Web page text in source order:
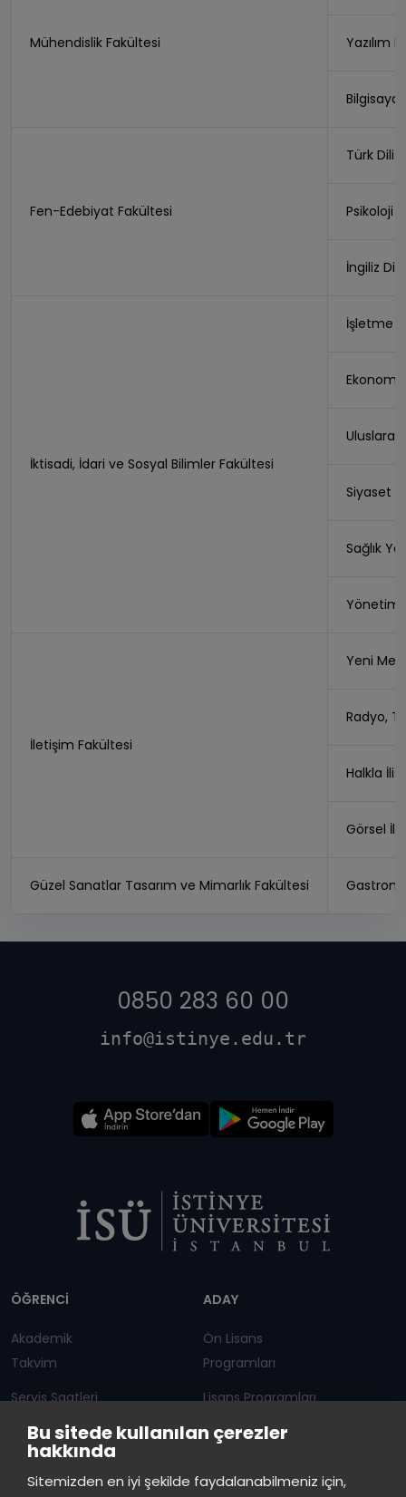
Bu sitede kullanılan çerezler
hakkında
Sitemizden en iyi şekilde faydalanabilmeniz için,
Mühendislik Fakültesi Yazılım
Fen-Edebiyat Fakültesi
Türk Dili
Psikoloji
İngiliz
İktisadi, İdari ve Sosyal Bilimler Fakültesi
İşletme
Ekonomi
Siyaset
Sağlık
Yönetim
İletişim Fakültesi
Yeni
Radyo,
Halkla
Görsel
Güzel Sanatlar Tasarım ve Mimarlık Fakültesi
0850 283 60 00
info@istinye.edu.tr
ÖĞRENCİ
Akademik
Takvim
Servis Saatleri
Duyurular
ADAY
Ön Lisans
Programları
Lisans Programları
Lisansüstü
çevrimiçi